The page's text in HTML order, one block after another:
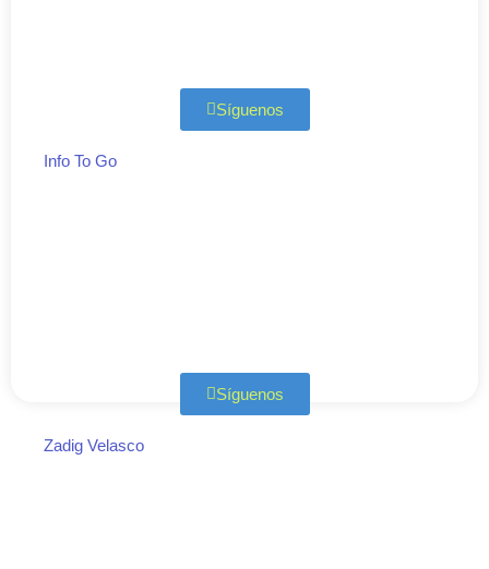
Síguenos
Info To Go
Síguenos
Zadig Velasco